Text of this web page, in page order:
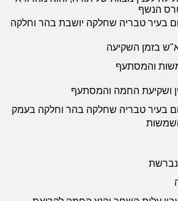
הנשף
בעיר טבריה שחלקה יושבת בהר וחלקה
בזמן השקיעה
והמסתעף
ושקיעת החמה והמסתעף
בעיר טבריה שחלקה בהר וחלקה בעמק
השמשות